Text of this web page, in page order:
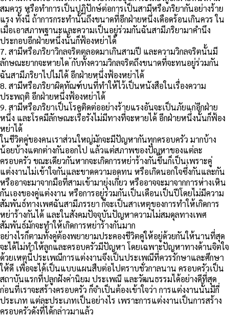
สมควร หรือทำการเป็นปฏิปักษ์ต่อการเป็นสามีหรือภริยากันอย่างร้าย
แรง ทั้งนี้ ถ้าการกระทำนั้นถึงขนาดที่อีกฝ่ายหนึ่งเดือดร้อนเกินควร ใน
เมื่อเอาสภาพฐานะและความเป็นอยู่ร่วมกันฉันสามีภริยามาคำนึง
ประกอบอีกฝ่ายหนึ่งนั้นก็ฟ้องหย่าได้
7. สามีหรือภริยาวิกลจริตตลอดมาเกินสามปี และความวิกลจริตนั้นมี
ลักษณะยากจะหายได ้กับทั้งความวิกลจริตถึงขนาดที่จะทนอยู่ร่วมกัน
ฉันสามีภริยาไปไม่ได้ อีกฝ่ายหนึ่งฟ้องหย่าได้
8. สามีหรือภริยาผิดทัณฑ์บนที่ทำให้ไว้เป็นหนังสือในเรื่องความ
ประพฤติ อีกฝ่ายหนึ่งฟ้องหย่าได้
9. สามีหรือภริยาเป็นโรคติดต่ออย่างร้ายแรงอันจะเป็นภัยแก่อีกฝ่าย
หนึ่ง และโรคมีลักษณะเรื้อรังไม่มีทางที่จะหายได้ อีกฝ่ายหนึ่งนั้นก็ฟ้อง
หย่าได้
ในชีวิตคู่ของคนเราส่วนใหญ่มักจะมีปัญหากันทุกครอบครัว มากบ้าง
น้อยบ้างแตกต่างกันออกไป แล้วแต่สภาพของปัญหาของแต่ละ
ครอบครัว ขณะเดียวกันหากจะเกิดการหย่าร้างกันขึ้นก็เป็นเพราะคู่
แต่งงานไม่เข้าใจกันและขาดความอดทน หรือเกิดนอกใจซึ่งกันและกัน
หรืออาจะมาจากมือที่สามเข้ามายุ่งเกี่ยว หรืออาจจะมาจากการห่างเหิน
กันเองของคู่แต่งงาน หรือการอยู่ร่วมกันเป็นเดือนเป็นปีโดยไม่มีความ
สัมพันธ์ทางเพศฉันสามีภรรยา ก็จะเป็นสาเหตุของการทำให้เกิดการ
หย่าร้างกันได้ และในสังคมปัจจุบันปัญหาความไม่สมดุลทางเพศ
สัมพันธ์มักจะทำให้เกิดการหย่าร้างกันมาก
อย่างไรก็ตามทั้งคู่ต้องพยายามประคองชีวิตคู่ให้อยู่ด้วยกันให้นานที่สุด
จะได้ไม่ทำให้ลูกและครอบครัวมีปัญหา โดยเฉพาะปัญหาทางด้านจิตใจ
ด้วยเหตุนี้ประเพณีการแต่งงานจึงเป็นประเพณีที่ควรรักษาและศึกษา
ให้ดี เพื่อจะได้เป็นแบบแผนสืบต่อไปตราบชั่วกาลนาน ครอบครัวเป็น
สถาบันแรกที่ปลูกฝังค่านิยม ประเพณี และวัฒนธรรมได้อย่างดีที่สุด
ก่อนที่เราจะสร้างครอบครัว ก็จำเป็นต้องเข้าใจว่า การแต่งงานนั้นมีกี่
ประเภท แต่ละประเภทเป็นอย่างไร เพราะการแต่งงานเป็นการสร้าง
ครอบครัวดังที่ได้กล่าวมาแล้ว